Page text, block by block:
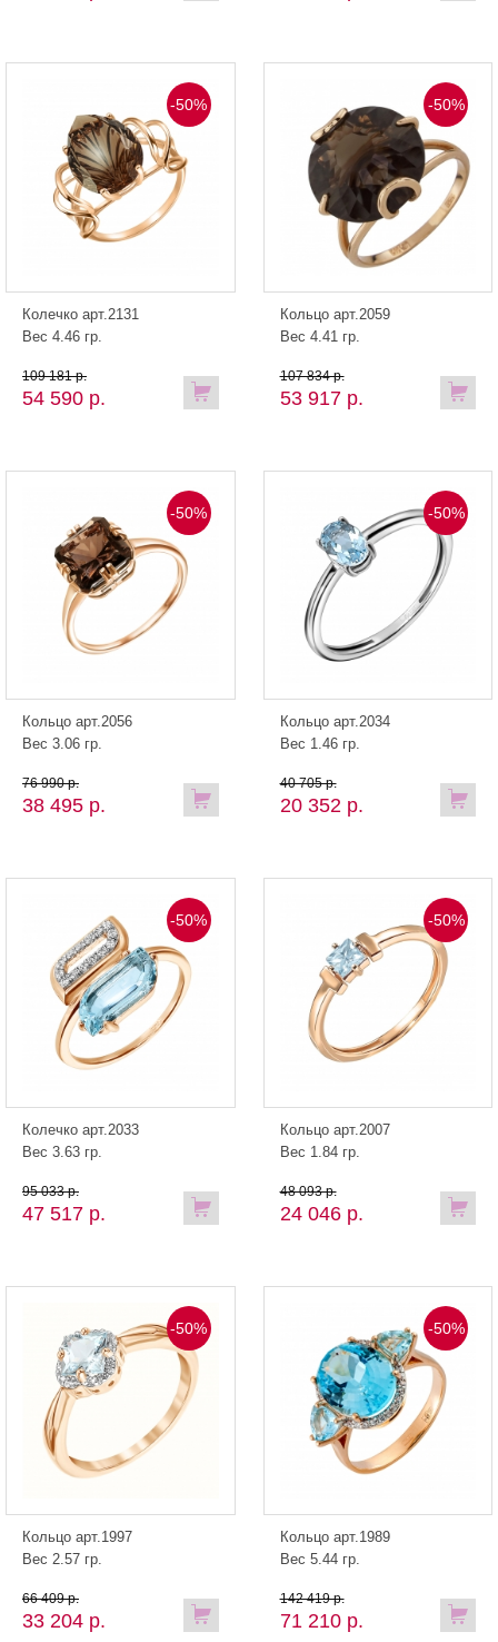
-50%
Колечко арт.2131
Вес 4.46 гр.
54 590 р.
109 181 р.
-50%
Кольцо арт.2059
Вес 4.41 гр.
53 917 р.
107 834 р.
-50%
Кольцо арт.2056
Вес 3.06 гр.
38 495 р.
76 990 р.
-50%
Кольцо арт.2034
Вес 1.46 гр.
20 352 р.
40 705 р.
-50%
Колечко арт.2033
Вес 3.63 гр.
47 517 р.
95 033 р.
-50%
Кольцо арт.2007
Вес 1.84 гр.
24 046 р.
48 093 р.
-50%
Кольцо арт.1997
Вес 2.57 гр.
33 204 р.
66 409 р.
-50%
Кольцо арт.1989
Вес 5.44 гр.
71 210 р.
142 419 р.